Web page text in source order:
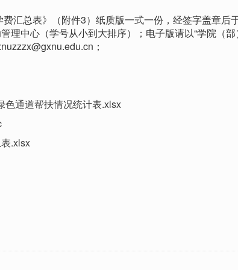
汇总表》（附件3）纸质版一式一份，经签字盖章后
理中心（学号从小到大排序）；电子版请以“学院（
；
色通道帮扶情况统计表.xlsx
.xlsx